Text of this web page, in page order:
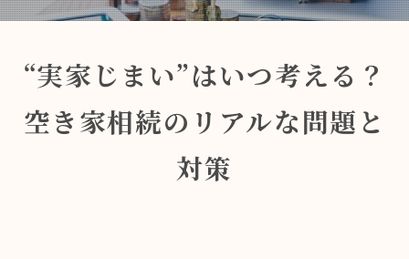
“実家じまい”はいつ考える？
空き家相続のリアルな問題と
対策